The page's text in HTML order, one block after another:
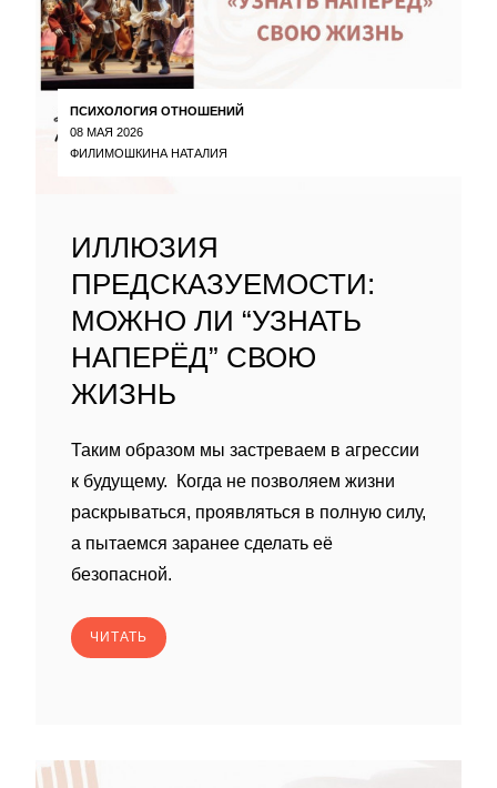
ПСИХОЛОГИЯ ОТНОШЕНИЙ
08 МАЯ 2026
ФИЛИМОШКИНА НАТАЛИЯ
ИЛЛЮЗИЯ
ПРЕДСКАЗУЕМОСТИ:
МОЖНО ЛИ “УЗНАТЬ
НАПЕРЁД” СВОЮ
ЖИЗНЬ
Таким образом мы застреваем в агрессии
к будущему. Когда не позволяем жизни
раскрываться, проявляться в полную силу,
а пытаемся заранее сделать её
безопасной.
ЧИТАТЬ